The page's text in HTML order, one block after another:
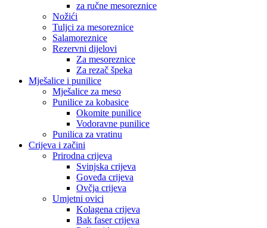
za ručne mesoreznice
Nožići
Tuljci za mesoreznice
Salamoreznice
Rezervni dijelovi
Za mesoreznice
Za rezač špeka
Mješalice i punilice
Mješalice za meso
Punilice za kobasice
Okomite punilice
Vodoravne punilice
Punilica za vratinu
Crijeva i začini
Prirodna crijeva
Svinjska crijeva
Goveđa crijeva
Ovčja crijeva
Umjetni ovici
Kolagena crijeva
Bak faser crijeva